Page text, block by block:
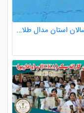
فینال مسابقات قهرمانی تکواندو لیگ خردسالان استان مدال طلا صدرا ظفری از باشگاه طلایی به مربیگری استاد عسکری مربی ارزنده باشگاه